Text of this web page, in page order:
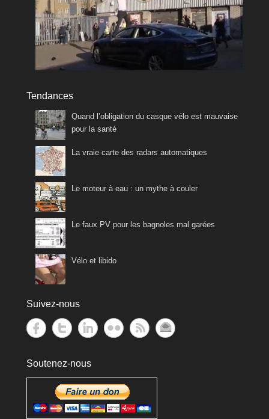
Tendances
Quand l’obligation du casque vélo est mauvaise
pour la santé
La vraie carte des radars automatiques
Le moteur à eau : un mythe à couler
Le faux PV pour les bagnoles mal garées
Vélo et libido
Suivez-nous
Soutenez-nous